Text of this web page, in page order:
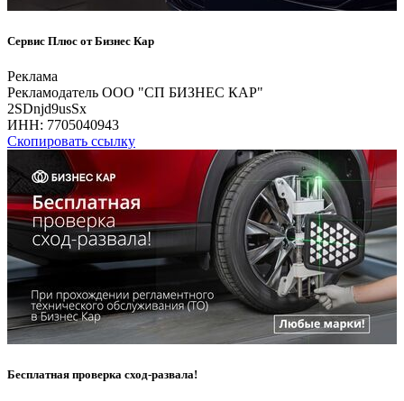
Сервис Плюс от Бизнес Кар
Реклама
Рекламодатель ООО "СП БИЗНЕС КАР"
2SDnjd9usSx
ИНН: 7705040943
Скопировать ссылку
Бесплатная проверка сход-развала!